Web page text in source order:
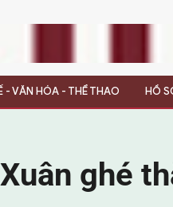
- VĂN HÓA - THỂ THAO HỒ
ghé